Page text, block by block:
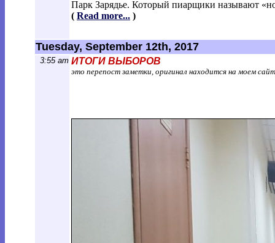
Парк Зарядье. Который пиарщики называют
( Read more... )
Tuesday, September 12th, 2017
3:55 am ИТОГИ ВЫБОРОВ
это перепост заметки, оригинал находится на моем